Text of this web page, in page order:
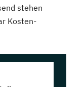
stehen
Kosten-